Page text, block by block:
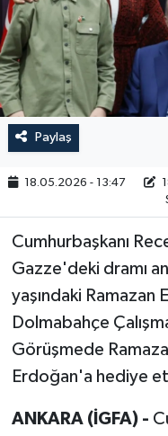
Paylaş
18.05.2026 - 13:47
Cumhurbaşkanı
Gazze'deki dramı
yaşındaki Ramazan
Dolmabahçe
Görüşmede
Erdoğan'a hediye
ANKARA (İGFA) -
RESMİ İLAN